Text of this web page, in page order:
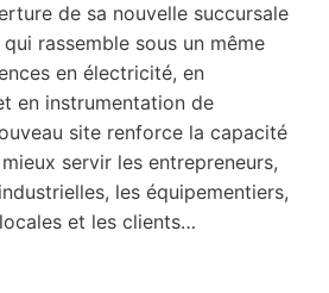
de sa nouvelle succursale
rassemble sous un même
en électricité, en
en instrumentation de
site renforce la capacité
servir les entrepreneurs,
les équipementiers,
et les clients…